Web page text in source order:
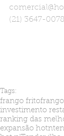
(21) 3647-0078
Tags:
frango frito
investimento
ranking das
expansão